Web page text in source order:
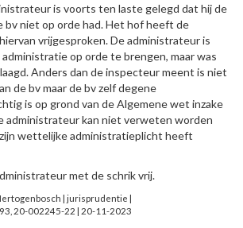
is voorts ten laste gelegd dat hij de
bv niet op orde had. Het hof heeft de
vrijgesproken. De administrateur is
op orde te brengen, maar was
Anders dan de inspecteur meent is niet
de bv maar de bv zelf degene
is op grond van de Algemene wet inzake
administrateur kan niet verweten worden
wettelijke administratieplicht heeft
met de schrik vrij.
| jurisprudentie |
20-002245-22 | 20-11-2023